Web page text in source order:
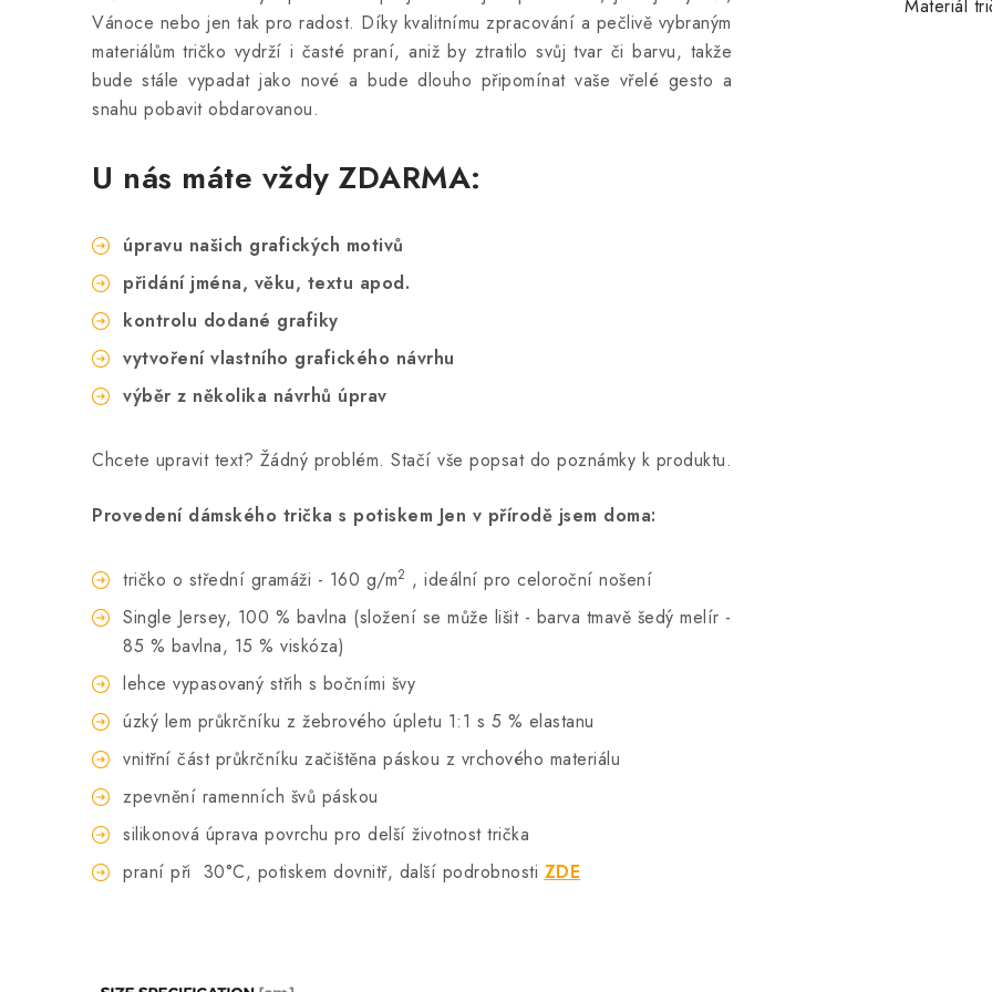
Vánoce nebo jen tak pro radost. Díky kvalitnímu zpracování a pečlivě vybraným
materiálům tričko vydrží i časté praní, aniž by ztratilo svůj tvar či barvu, takže
bude stále vypadat jako nové a bude dlouho připomínat vaše vřelé gesto a
snahu pobavit obdarovanou.
U nás máte vždy ZDARMA:
úpravu našich grafických motivů
přidání jména, věku, textu apod.
kontrolu dodané grafiky
vytvoření vlastního grafického návrhu
výběr z několika návrhů úprav
Chcete upravit text? Žádný problém. Stačí vše popsat do poznámky k produktu.
Provedení dámského trička s potiskem Jen v přírodě jsem doma:
tričko o střední gramáži - 160 g/m2 , ideální pro celoroční nošení
Single Jersey, 100 % bavlna (složení se může lišit - barva tmavě šedý melír -
85 % bavlna, 15 % viskóza)
lehce vypasovaný střih s bočními švy
úzký lem průkrčníku z žebrového úpletu 1:1 s 5 % elastanu
vnitřní část průkrčníku začištěna páskou z vrchového materiálu
zpevnění ramenních švů páskou
silikonová úprava povrchu pro delší životnost trička
praní při 30°C, potiskem dovnitř, další podrobnosti ZDE
Materiál